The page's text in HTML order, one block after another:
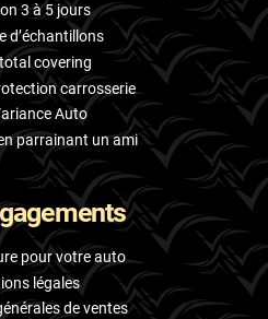
3 à 5 jours
d’échantillons
covering
carrosserie
Auto
parrainant un ami
pour votre auto
légales
de ventes